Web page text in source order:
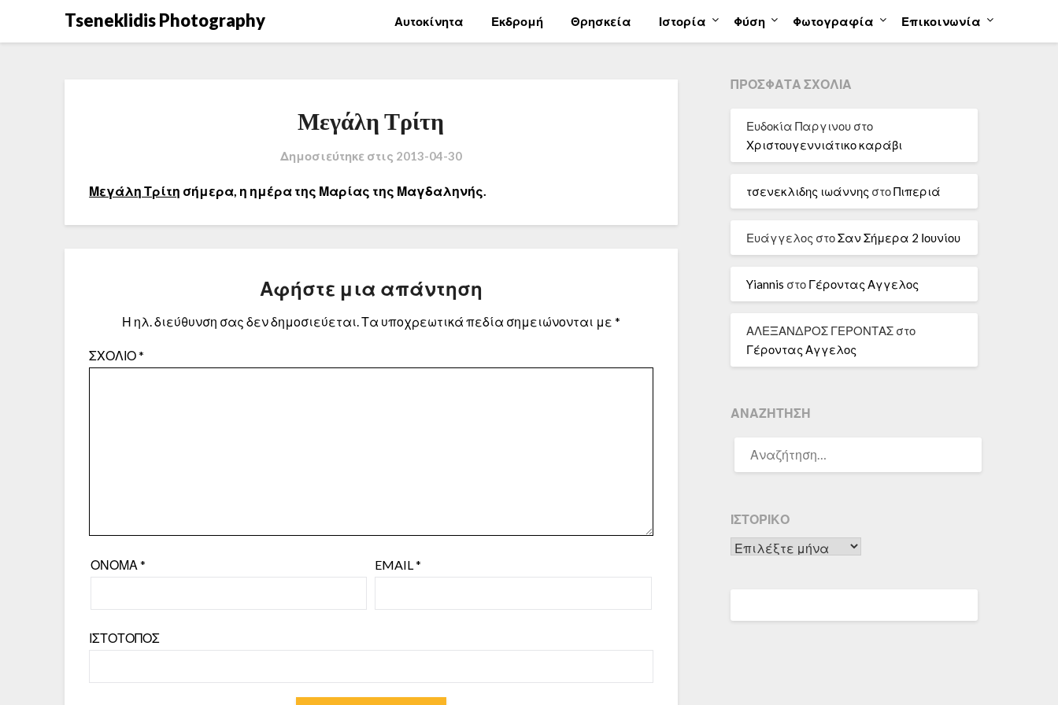
Tseneklidis Photography Αυτοκίνητα Εκδρομή Θρησκεία Ιστορία Φύση Φωτογραφία Επικοινωνία
Μεγάλη Τρίτη
Δημοσιεύτηκε στις 2013-04-30
Μεγάλη Τρίτη σήμερα, η ημέρα της Μαρίας της Μαγδαληνής.
Αφήστε μια απάντηση
Η ηλ. διεύθυνση σας δεν δημοσιεύεται.Τα υποχρεωτικά πεδία σημειώνονται με *
ΣΧΌΛΙΟ*
ΌΝΟΜΑ* EMAIL*
ΙΣΤΌΤΟΠΟΣ
ΠΡΌΣΦΑΤΑ ΣΧΌΛΙΑ
Ευδοκία Παργινουστο
Χριστουγεννιάτικο καράβι
τσενεκλιδης ιωάννης στοΠιπεριά
Ευάγγελος στοΣαν Σήμερα 2 Ιουνίου
Yiannis στο Γέροντας Αγγελος
ΑΛΕΞΑΝΔΡΟΣ ΓΕΡΟΝΤΑΣστο
Γέροντας Αγγελος
ΑΝΑΖΉΤΗΣΗ
ΓΙΑ:
ΙΣΤΟΡΙΚΌ
Ιστορικό